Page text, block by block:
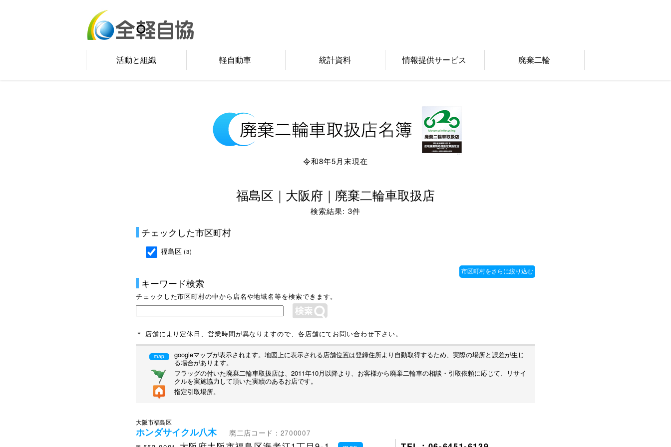
活動と組織 軽自動車 統計資料 情報提供サービス 廃棄二輪
令和8年5月末現在
福島区｜大阪府｜廃棄二輪車取扱店
検索結果: 3件
チェックした市区町村
福島区 (3)
キーワード検索
チェックした市区町村の中から店名や地域名等を検索できます。
＊ 店舗により定休日、営業時間が異なりますので、各店舗にてお問い合わせ下さい。
map
googleマップが表示されます。地図上に表示される店舗位置は登録住所より自動取得するため、実際の場所と誤差が生じ
る場合があります。
フラッグの付いた廃棄二輪車取扱店は、2011年10月以降より、お客様から廃棄二輪車の相談・引取依頼に応じて、リサイ
クルを実施協力して頂いた実績のあるお店です。
指定引取場所。
大阪市福島区
ホンダサイクル八木
廃二店コード：2700007